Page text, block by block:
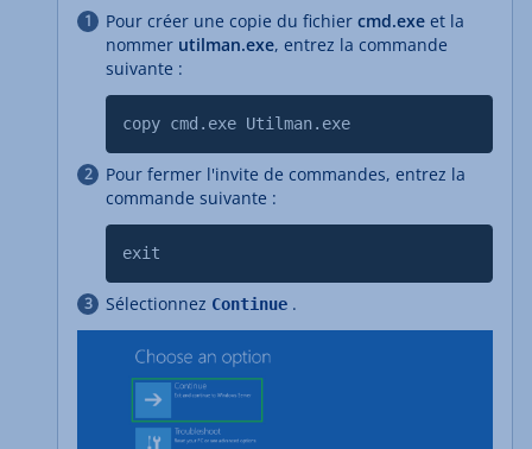
Pour créer une copie du fichier cmd.exe et la
nommer utilman.exe, entrez la commande
suivante :
copy cmd.exe Utilman.exe
Pour fermer l'invite de commandes, entrez la
commande suivante :
exit
Sélectionnez Continue .